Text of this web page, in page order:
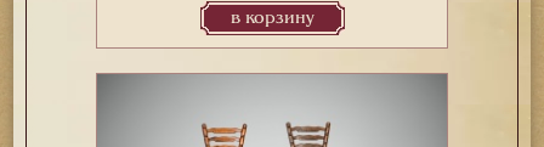
в корзину